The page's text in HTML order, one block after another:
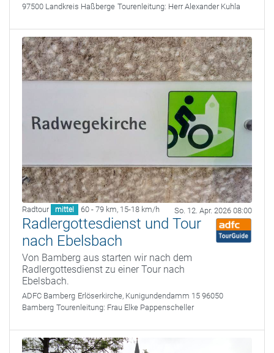
97500 Landkreis Haßberge Tourenleitung: Herr Alexander Kuhla
Radtour mittel 60 - 79 km, 15-18 km/h So. 12. Apr. 2026 08:00
Radlergottesdienst und Tour
nach Ebelsbach
Von Bamberg aus starten wir nach dem
Radlergottesdienst zu einer Tour nach
Ebelsbach.
ADFC Bamberg Erlöserkirche, Kunigundendamm 15 96050
Bamberg Tourenleitung: Frau Elke Pappenscheller